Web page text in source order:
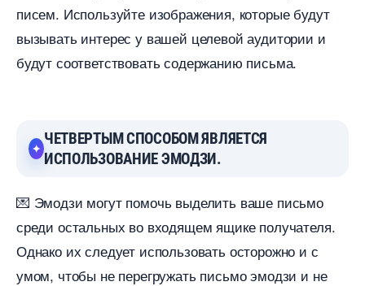
писем. Используйте изображения, которые будут
ызывать интерес у вашей целевой аудитории и
удут соответствовать содержанию письма.
ЧЕТВЕРТЫМ СПОСОБОМ ЯВЛЯЕТСЯ
ИСПОЛЬЗОВАНИЕ ЭМОДЗИ.
💌 Эмодзи могут помочь выделить ваше письмо
среди остальных во входящем ящике получателя.
Однако их следует использовать осторожно и с
умом, чтобы не перегружать письмо эмодзи и не